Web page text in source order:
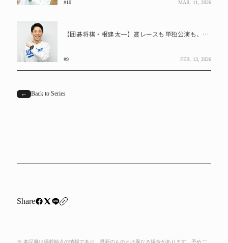
#10 MAR. 11, 2026
【囲碁将棋・根建太一】賞レースも単独公演も、芸人を辞めたかったときもG-SHOCKがそばに
#9 FEB. 13, 2026
← Back to Series
Share
※ 本記事は掲載時点の情報であり、最新のものとは異なる場合があります。予めご